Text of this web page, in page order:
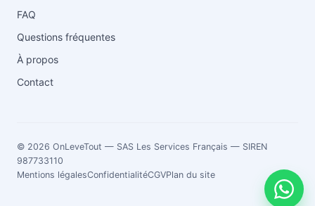
FAQ
Questions fréquentes
À propos
Contact
© 2026 OnLeveTout — SAS Les Services Français — SIREN
987733110
Mentions légalesConfidentialitéCGVPlan du site